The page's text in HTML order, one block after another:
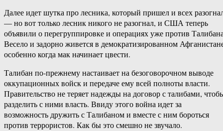
Далее идет шутка про лесника, который пришел и всех
— но вот только лесник никого не разогнал, и США теперь
объявили о перегруппировке и операциях уже против
Весело и задорно живется в демократизированном
особенно когда мак начинает цвести.
Талибан по-прежнему настаивает на безоговорочном выводе
оккупационных войск и передаче ему всей полноты власти.
Правительство не теряет надежды на договор с талибами,
разделить с ними власть. Ввиду этого война идет за
возможность дружить с Талибаном и вместе с ним бороться
против террористов. Как бы это смешно не звучало.